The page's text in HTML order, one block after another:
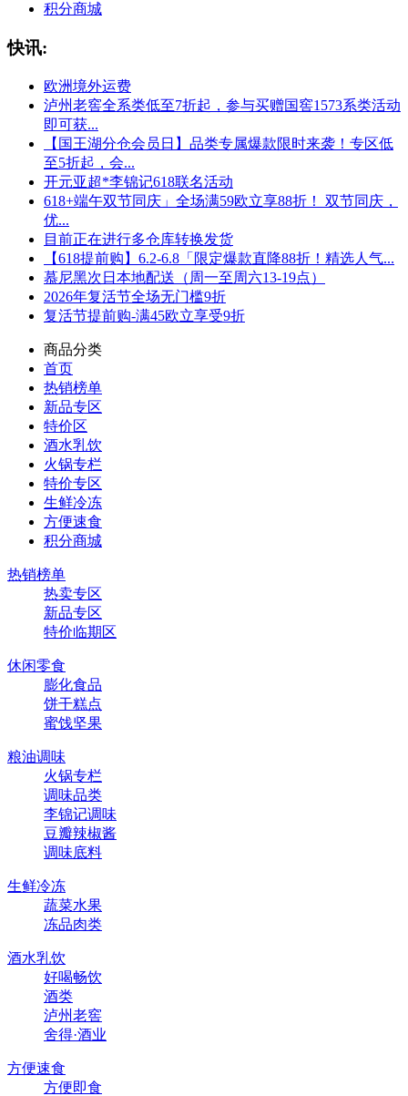
积分商城
快讯:
欧洲境外运费
泸州老窖全系类低至7折起，参与买赠国窖1573系类活动
即可获...
【国王湖分仓会员日】品类专属爆款限时来袭！专区低
至5折起，会...
开元亚超*李锦记618联名活动
618+端午双节同庆」全场满59欧立享88折！ 双节同庆，
优...
目前正在进行多仓库转换发货
【618提前购】6.2-6.8「限定爆款直降88折！精选人气...
慕尼黑次日本地配送（周一至周六13-19点）
2026年复活节全场无门槛9折
复活节提前购-满45欧立享受9折
商品分类
首页
热销榜单
新品专区
特价区
酒水乳饮
火锅专栏
特价专区
生鲜冷冻
方便速食
积分商城
热销榜单
热卖专区
新品专区
特价临期区
休闲零食
膨化食品
饼干糕点
蜜饯坚果
粮油调味
火锅专栏
调味品类
李锦记调味
豆瓣辣椒酱
调味底料
生鲜冷冻
蔬菜水果
冻品肉类
酒水乳饮
好喝畅饮
酒类
泸州老窖
舍得·酒业
方便速食
方便即食